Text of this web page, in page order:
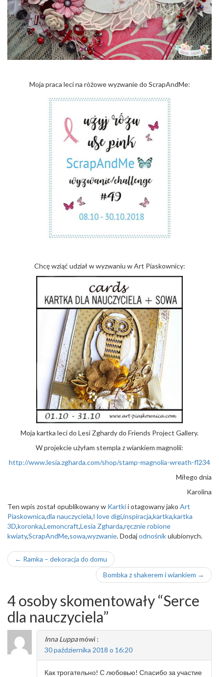
Moja praca leci na różowe wyzwanie do ScrapAndMe:
Chcę wziąć udział w wyzwaniu w Art Piaskownicy:
Moja kartka leci do Lesi Zghardy do Friends Project Gallery.
W projekcie użyłam stempla z wiankiem magnolii:
http://www.lesia.zgharda.com/shop/stamp-magnolia-wreath-fl234
Miłego dnia
Karolina
Ten wpis został opublikowany w Kartkii otagowany jako Art
Piaskownica,dla nauczyciela,I love digi,inspiracja,kartka,kartka
3D,koronka,Lemoncraft,Lesia Zgharda,ręcznie robione
kwiaty,ScrapAndMe,sowa,wyzwanie. Dodajodnośnikulubionych.
Nawigacja
← Ramka – dekoracja do domu
Bombka z shakerem i wiankiem →
4 osoby skomentowały “Serce
dla nauczyciela”
Inna Luppamówi :
30 października 2018 o 16:20
Как трогательно! С любовью! Спасибо за участие